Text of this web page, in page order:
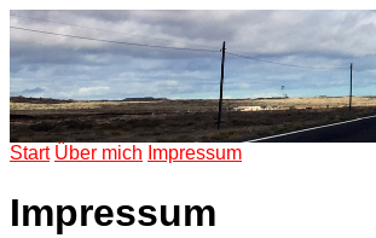
Start Über mich Impressum
Impressum